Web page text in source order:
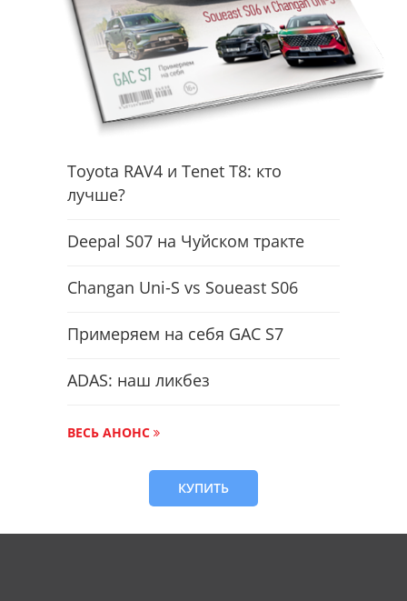
Toyota RAV4 и Tenet T8: кто
лучше?
Deepal S07 на Чуйском тракте
Changan Uni-S vs Soueast S06
Примеряем на себя GAC S7
ADAS: наш ликбез
ВЕСЬ АНОНС
КУПИТЬ